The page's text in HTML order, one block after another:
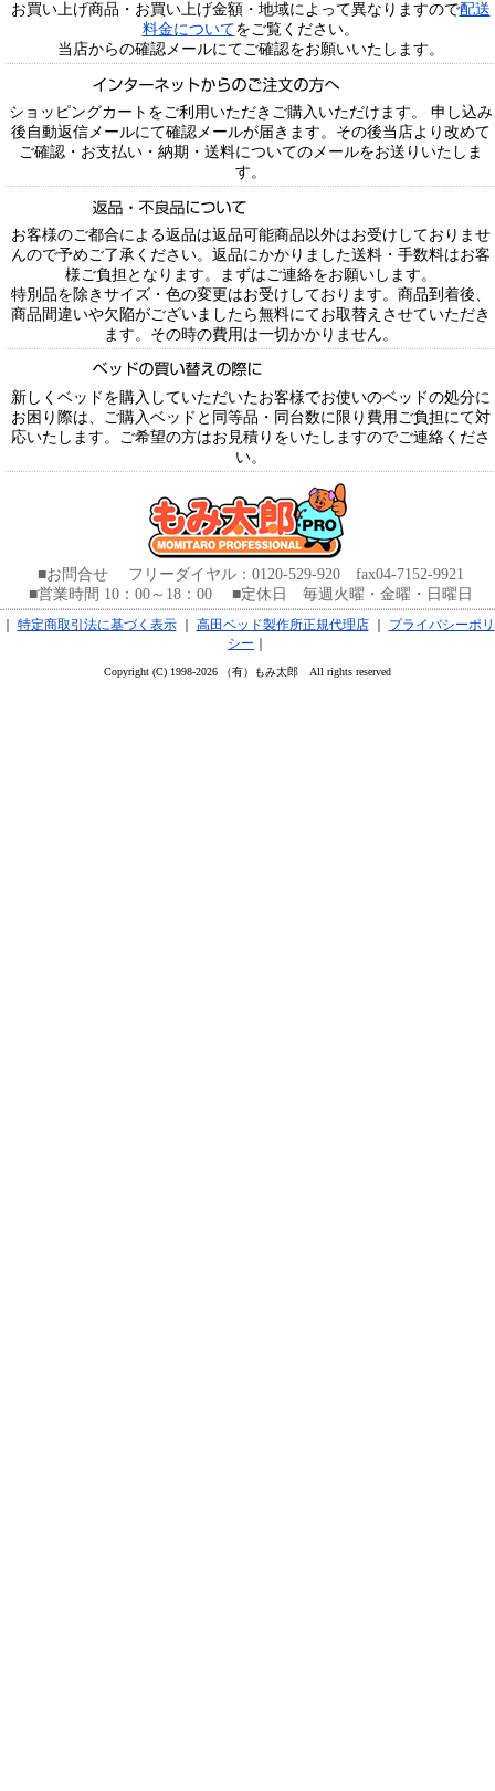
お買い上げ商品・お買い上げ金額・地域によって異なりますので配送
料金についてをご覧ください。
当店からの確認メールにてご確認をお願いいたします。
ショッピングカートをご利用いただきご購入いただけます。 申し込み
後自動返信メールにて確認メールが届きます。その後当店より改めて
ご確認・お支払い・納期・送料についてのメールをお送りいたしま
す。
お客様のご都合による返品は返品可能商品以外はお受けしておりませ
んので予めご了承ください。返品にかかりました送料・手数料はお客
様ご負担となります。まずはご連絡をお願いします。
特別品を除きサイズ・色の変更はお受けしております。商品到着後、
商品間違いや欠陥がございましたら無料にてお取替えさせていただき
ます。その時の費用は一切かかりません。
新しくベッドを購入していただいたお客様でお使いのベッドの処分に
お困り際は、ご購入ベッドと同等品・同台数に限り費用ご負担にて対
応いたします。ご希望の方はお見積りをいたしますのでご連絡くださ
い。
■お問合せ フリーダイヤル：0120-529-920 fax04-7152-9921
■営業時間 10：00～18：00 ■定休日 毎週火曜・金曜・日曜日
特定商取引法に基づく表示｜ 高田ベッド製作所正規代理店｜
プライバシーポリ
シー
Copyright (C) 1998-2026 （有）もみ太郎 All rights reserved